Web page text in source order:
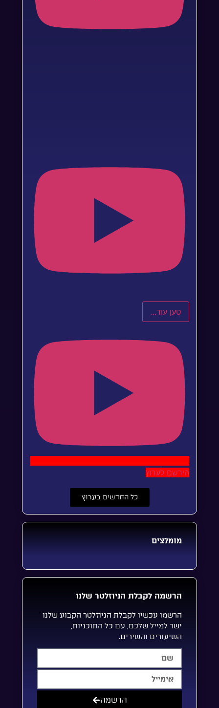
טען עוד...
הירשם לערוץ
כל החדשים בערוץ
מומלצים
הרשמה לקבלת הניוזלטר שלנו
הרשמו עכשיו לקבלת הניוזלטר הקבוע שלנו
ישר למייל שלכם, עם כל התוכניות,
השיעורים והשירים.
הרשמה